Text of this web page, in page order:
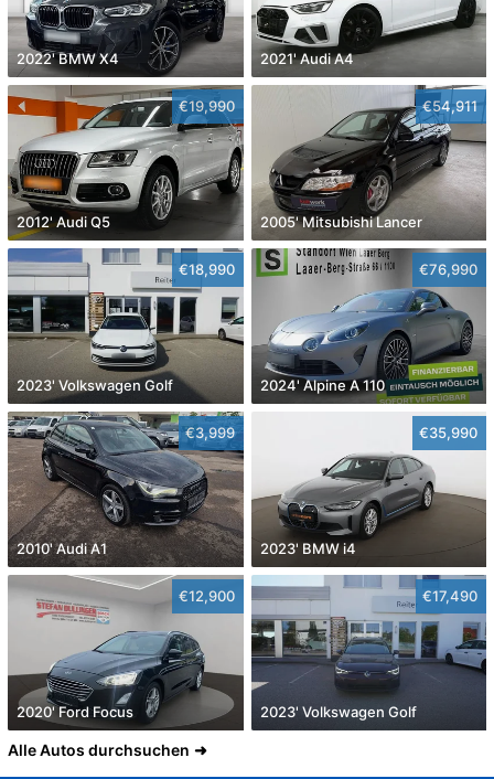
2022' BMW X4 2021' Audi A4
€19,990
2012' Audi Q5
€54,911
2005' Mitsubishi Lancer
€18,990
2023' Volkswagen Golf
€76,990
2024' Alpine A 110
€3,999
2010' Audi A1
€35,990
2023' BMW i4
€12,900
2020' Ford Focus
€17,490
2023' Volkswagen Golf
Alle Autos durchsuchen